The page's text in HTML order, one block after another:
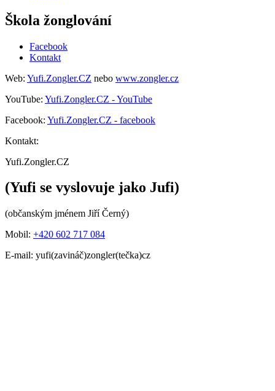
Škola žonglování
Facebook
Kontakt
Web: Yufi.Zongler.CZ nebo www.zongler.cz
YouTube: Yufi.Zongler.CZ - YouTube
Facebook: Yufi.Zongler.CZ - facebook
Kontakt:
Yufi.Zongler.CZ
(Yufi se vyslovuje jako Jufi)
(občanským jménem Jiří Černý)
Mobil: +420 602 717 084
E-mail: yufi(zavináč)zongler(tečka)cz